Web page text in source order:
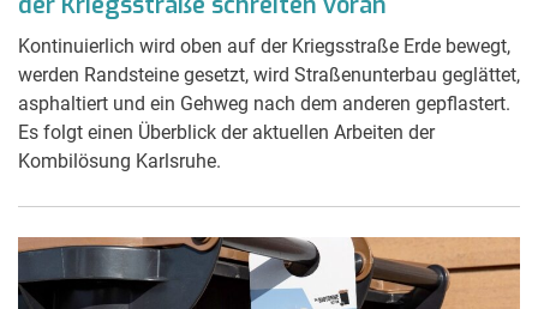
Kontinuierlich wird oben auf der Kriegsstraße Erde bewegt,
werden Randsteine gesetzt, wird Straßenunterbau geglättet,
asphaltiert und ein Gehweg nach dem anderen gepflastert.
Es folgt einen Überblick der aktuellen Arbeiten der
Kombilösung Karlsruhe.